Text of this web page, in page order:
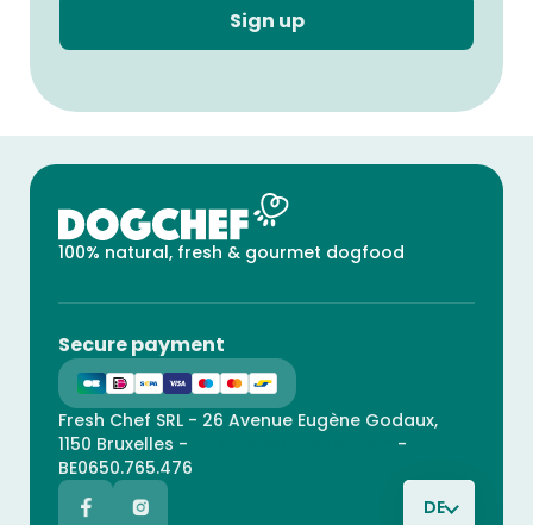
Sign up
100% natural, fresh & gourmet dogfood
Secure payment
Fresh Chef SRL - 26 Avenue Eugène Godaux,
1150 Bruxelles -
-
BE0650.765.476
DE